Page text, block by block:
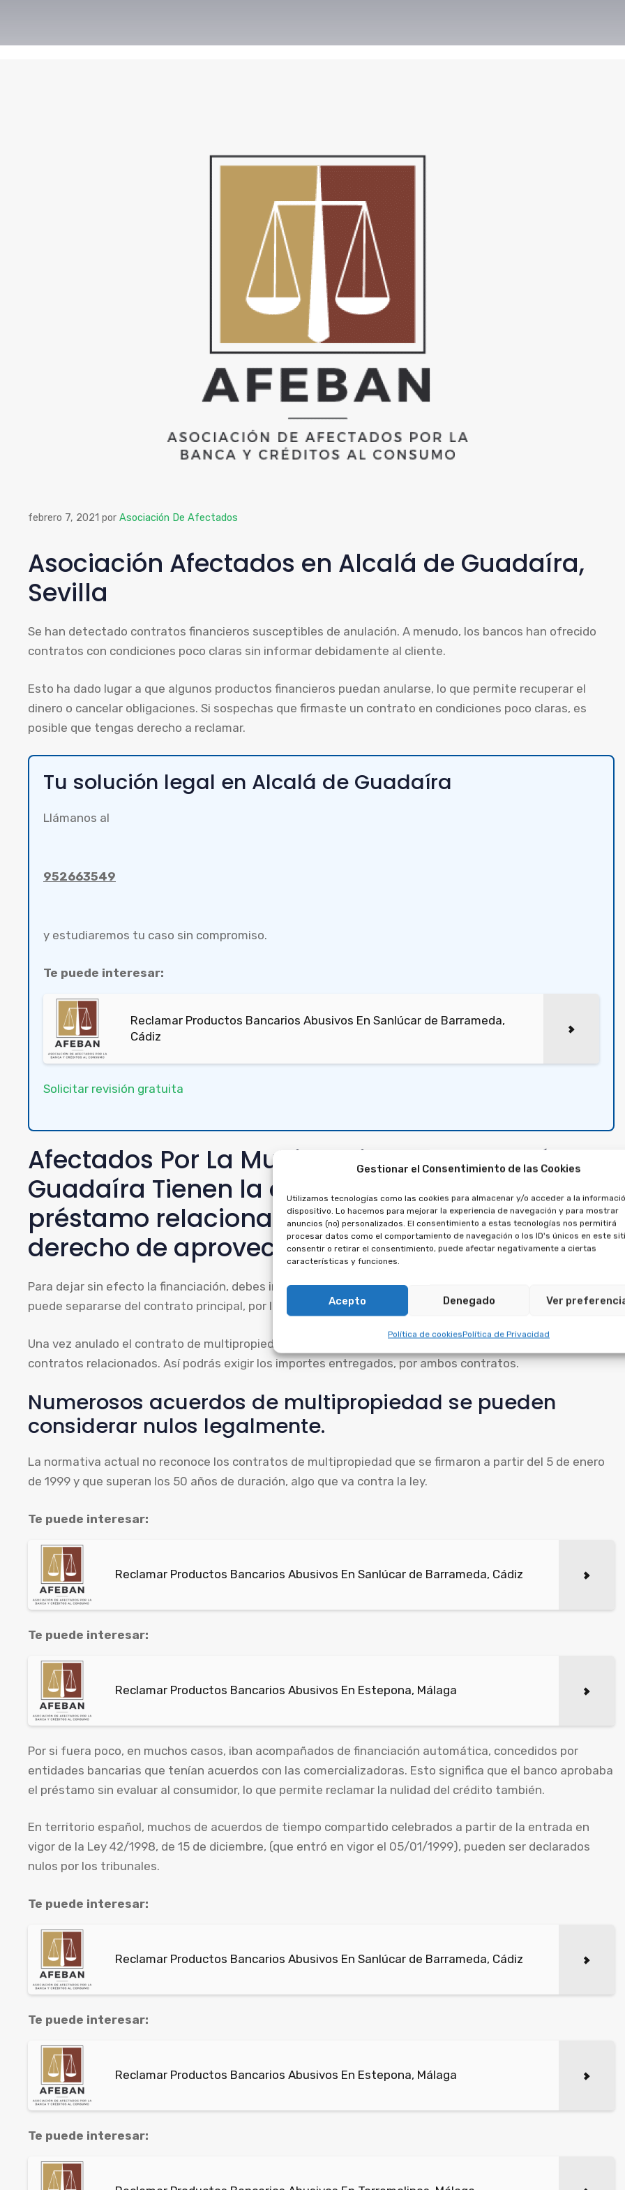
Gestionar el Consentimiento de las Cookies
Utilizamos tecnologías como las cookies para almacenar y/o acceder a la
dispositivo. Lo hacemos para mejorar la experiencia de navegación y para mostrar
anuncios (no) personalizados. El consentimiento a estas tecnologías nos permitirá
procesar datos como el comportamiento de navegación o los ID's únicos en este
consentir o retirar el consentimiento, puede afectar negativamente a ciertas
características y funciones.
Acepto Denegado Ver
Política de cookiesPolítica de Privacidad
febrero 7, 2021 por Asociación De Afectados
Asociación Afectados en Alcalá de Guadaíra,
Sevilla
Se han detectado contratos financieros susceptibles de anulación. A menudo, los bancos han ofrecido
contratos con condiciones poco claras sin informar debidamente al cliente.
Esto ha dado lugar a que algunos productos financieros puedan anularse, lo que permite recuperar el
dinero o cancelar obligaciones. Si sospechas que firmaste un contrato en condiciones poco claras, es
posible que tengas derecho a reclamar.
Tu solución legal en Alcalá de Guadaíra
Llámanos al
952663549
y estudiaremos tu caso sin compromiso.
Te puede interesar:
Reclamar Productos Bancarios Abusivos En Sanlúcar de Barrameda,
Cádiz
Solicitar revisión gratuita
Afectados Por La Multipropiedad en Alcalá de
Guadaíra Tienen la opción de anular el
préstamo relacionado con la compra de un
derecho de aprovechamiento por turno
Para dejar sin efecto la financiación, debes invalidar la multipropiedad en primer lugar. La financiación no
puede separarse del contrato principal, por lo que debe anularse junto con la multipropiedad.
Una vez anulado el contrato de multipropiedad, es posible reclamar contra el préstamo, al tratarse de
contratos relacionados. Así podrás exigir los importes entregados, por ambos contratos.
Numerosos acuerdos de multipropiedad se pueden
considerar nulos legalmente.
La normativa actual no reconoce los contratos de multipropiedad que se firmaron a partir del 5 de enero
de 1999 y que superan los 50 años de duración, algo que va contra la ley.
Te puede interesar:
Reclamar Productos Bancarios Abusivos En Sanlúcar de Barrameda, Cádiz
Te puede interesar:
Reclamar Productos Bancarios Abusivos En Estepona, Málaga
Por si fuera poco, en muchos casos, iban acompañados de financiación automática, concedidos por
entidades bancarias que tenían acuerdos con las comercializadoras. Esto significa que el banco aprobaba
el préstamo sin evaluar al consumidor, lo que permite reclamar la nulidad del crédito también.
En territorio español, muchos de acuerdos de tiempo compartido celebrados a partir de la entrada en
vigor de la Ley 42/1998, de 15 de diciembre, (que entró en vigor el 05/01/1999), pueden ser declarados
nulos por los tribunales.
Te puede interesar:
Reclamar Productos Bancarios Abusivos En Sanlúcar de Barrameda, Cádiz
Te puede interesar:
Reclamar Productos Bancarios Abusivos En Estepona, Málaga
Te puede interesar: